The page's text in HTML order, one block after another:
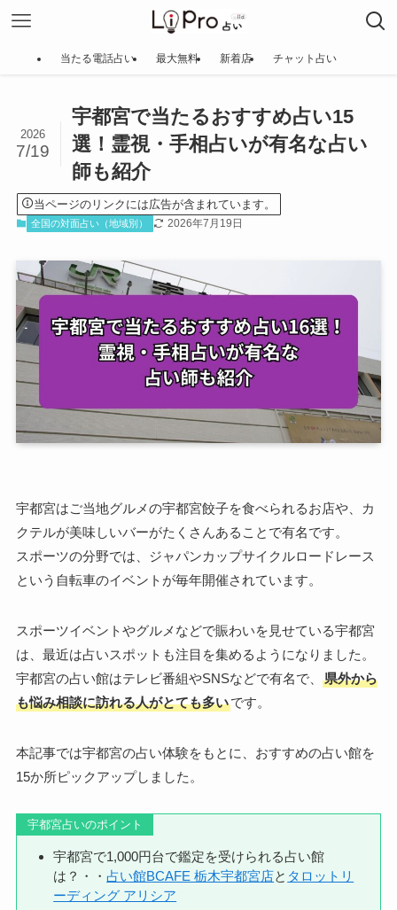
当たる電話占い 最大無料 新着店 チャット占い
宇都宮で当たるおすすめ占い15
選！霊視・手相占いが有名な占い
師も紹介
2026
7/19
当ページのリンクには広告が含まれています。
全国の対面占い（地域別） 2026年7月19日
宇都宮はご当地グルメの宇都宮餃子を食べられるお店や、カ
クテルが美味しいバーがたくさんあることで有名です。
スポーツの分野では、ジャパンカップサイクルロードレース
という自転車のイベントが毎年開催されています。
スポーツイベントやグルメなどで賑わいを見せている宇都宮
は、最近は占いスポットも注目を集めるようになりました。
宇都宮の占い館はテレビ番組やSNSなどで有名で、
県外から
も悩み相談に訪れる人がとても多いです。
本記事では宇都宮の占い体験をもとに、おすすめの占い館を
15か所ピックアップしました。
宇都宮占いのポイント
宇都宮で1,000円台で鑑定を受けられる占い館
は？・・占い館BCAFE 栃木宇都宮店と タロットリ
ーディング アリシア